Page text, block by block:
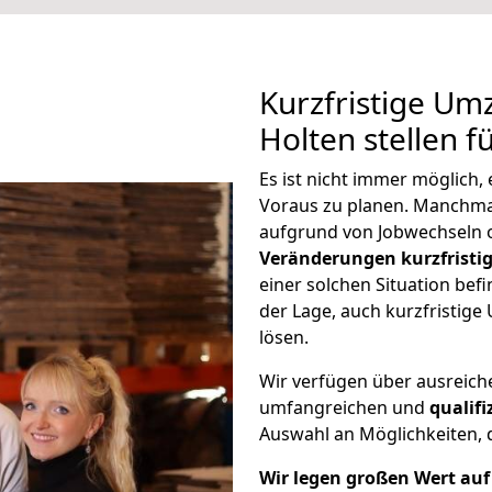
Kurzfristige
Holten stellen
Es ist nicht immer möglich,
Voraus zu planen.
aufgrund von
Veränderungen
einer solchen Situation
der Lage, auch kurzfristige
lösen.
Wir verfügen über
umfangreichen und
Auswahl an Möglichkeiten,
Wir legen großen Wert